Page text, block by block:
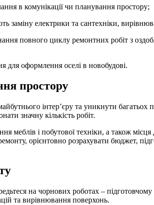
в комунікації чи планування простору;
заміну електрики та сантехніки,
повного циклу ремонтних робіт з
для оформлення оселі в новобудові.
простору
інтер’єру та уникнути
значну кількість робіт.
меблів і побутової техніки, а також
орієнтовно розрахувати бюджет,
на чорнових роботах –
та вирівнювання поверхонь.